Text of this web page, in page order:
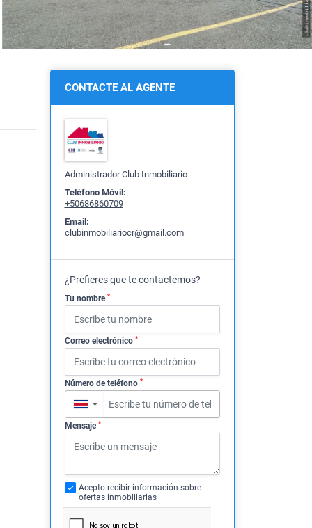
CONTACTE AL AGENTE
Administrador Club Inmobiliario
Teléfono Móvil:
+50686860709
Email:
clubinmobiliariocr@gmail.com
¿Prefieres que te contactemos?
Tu nombre *
Correo electrónico *
Número de teléfono *
▼
Mensaje *
Acepto recibir información sobre
ofertas inmobiliarias